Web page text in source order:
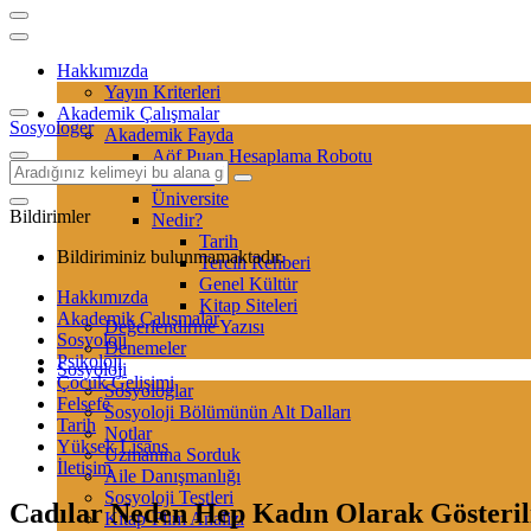
Hakkımızda
Yayın Kriterleri
Akademik Çalışmalar
Akademik Fayda
Aöf Puan Hesaplama Robotu
Sertifika
Üniversite
Nedir?
Tarih
Tercih Rehberi
Genel Kültür
Kitap Siteleri
Değerlendirme Yazısı
Denemeler
Sosyoloji
Sosyologlar
Sosyoloji Bölümünün Alt Dalları
Notlar
Uzmanına Sorduk
Aile Danışmanlığı
Sosyoloji Testleri
Kitap-Film Analizi
Sosyologer
Bildirimler
Bildiriminiz bulunmamaktadır.
Hakkımızda
Akademik Çalışmalar
Sosyoloji
Psikoloji
Çocuk Gelişimi
Felsefe
Tarih
Yüksek Lisans
İletişim
Cadılar Neden Hep Kadın Olarak